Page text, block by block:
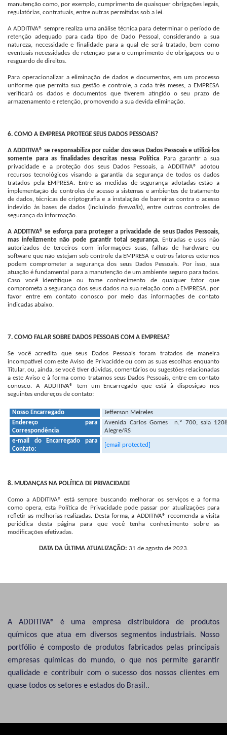
manutenção como, por exemplo, cumprimento de quaisquer obrigações legais,
regulatórias, contratuais, entre outras permitidas sob a lei.
A ADDITIVA® sempre realiza uma análise técnica para determinar o período de
retenção adequado para cada tipo de Dado Pessoal, considerando a sua
natureza, necessidade e finalidade para a qual ele será tratado, bem como
eventuais necessidades de retenção para o cumprimento de obrigações ou o
resguardo de direitos.
Para operacionalizar a eliminação de dados e documentos, em um processo
uniforme que permita sua gestão e controle, a cada três meses, a EMPRESA
verificará os dados e documentos que tiverem atingido o seu prazo de
armazenamento e retenção, promovendo a sua devida eliminação.
6. COMO A EMPRESA PROTEGE SEUS DADOS PESSOAIS?
A ADDITIVA® se responsabiliza por cuidar dos seus Dados Pessoais e utilizá-los
somente para as finalidades descritas nessa Política. Para garantir a sua
privacidade e a proteção dos seus Dados Pessoais, a ADDITIVA® adotou
recursos tecnológicos visando a garantia da segurança de todos os dados
tratados pela EMPRESA. Entre as medidas de segurança adotadas estão a
implementação de controles de acesso a sistemas e ambientes de tratamento
de dados, técnicas de criptografia e a instalação de barreiras contra o acesso
indevido às bases de dados (incluindo firewalls), entre outros controles de
segurança da informação.
A ADDITIVA® se esforça para proteger a privacidade de seus Dados Pessoais,
mas infelizmente não pode garantir total segurança. Entradas e usos não
autorizados de terceiros com informações suas, falhas de hardware ou
software que não estejam sob controle da EMPRESA e outros fatores externos
podem comprometer a segurança dos seus Dados Pessoais. Por isso, sua
atuação é fundamental para a manutenção de um ambiente seguro para todos.
Caso você identifique ou tome conhecimento de qualquer fator que
comprometa a segurança dos seus dados na sua relação com a EMPRESA, por
favor entre em contato conosco por meio das informações de contato
indicadas abaixo.
7. COMO FALAR SOBRE DADOS PESSOAIS COM A EMPRESA?
Se você acredita que seus Dados Pessoais foram tratados de maneira
incompatível com este Aviso de Privacidde ou com as suas escolhas enquanto
Titular, ou, ainda, se você tiver dúvidas, comentários ou sugestões relacionadas
a este Aviso e à forma como tratamos seus Dados Pessoais, entre em contato
conosco. A ADDITIVA® tem um Encarregado que está à disposição nos
seguintes endereços de contato:
Nosso Encarregado
Jefferson Meireles
Endereço para
Correspondência
Avenida Carlos Gomes n.º 700, sala
Alegre/RS
e-mail do Encarregado para
Contato:
[email protected]
8. MUDANÇAS NA POLÍTICA DE PRIVACIDADE
Como a ADDITIVA® está sempre buscando melhorar os serviços e a forma
como opera, esta Política de Privacidade pode passar por atualizações para
refletir as melhorias realizadas. Desta forma, a ADDITIVA® recomenda a visita
periódica desta página para que você tenha conhecimento sobre as
modificações efetivadas.
DATA DA ÚLTIMA ATUALIZAÇÃO: 31 de agosto de 2023.
A ADDITIVA® é uma empresa distribuidora de produtos
químicos que atua em diversos segmentos industriais. Nosso
portfólio é composto de produtos fabricados pelas principais
empresas químicas do mundo, o que nos permite garantir
qualidade e contribuir com o sucesso dos nossos clientes em
quase todos os setores e estados do Brasil..